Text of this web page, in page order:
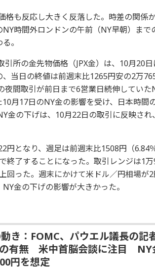
格も反応し大きく反落した。時差の関係
時間外ロンドンの午前（NY早朝）ま
。
所の金先物価格（JPX金）は、10月20
当日の終値は前週末比1265円安の2万
夜間取引が前日まで6営業日続伸してい
月17日のNY金の影響を受け、日本時間
金の下げは、10月22日の取引に反映さ
円となり、週足は前週末比1508円（6.84
終了することになった。取引レンジは1
回った。週末にかけて米ドル／円相場が
金の下げの影響が大きかった。
き：FOMC、パウエル議長の記
有無 米中首脳会談に注目 NY
円を想定